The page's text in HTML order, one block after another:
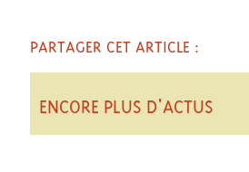
PARTAGER CET ARTICLE :
ENCORE PLUS D'ACTUS